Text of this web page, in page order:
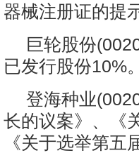
器械注册证的提
巨轮股份
已发行股份10%。
登海种业
长的议案》、《
《关于选举第